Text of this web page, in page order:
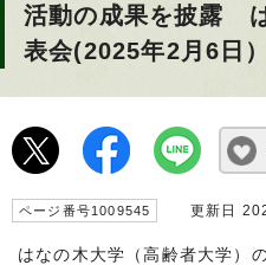
活動の成果を披露
表会(2025年2月6日）
ページ番号1009545 更新日
はなの木大学（高齢者大学）